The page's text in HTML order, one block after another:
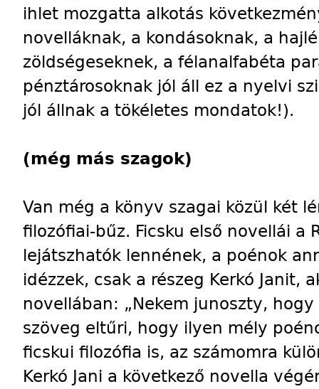
ihlet mozgatta alkotás
novelláknak, a kondásoknak, a
zöldségeseknek, a félanalfabéta
pénztárosoknak jól áll ez a nyelvi
jól állnak a tökéletes mondatok!).
(még más szagok)
Van még a könyv szagai közül két
filozófiai-bűz. Ficsku első novellái a
lejátszhatók lennének, a poénok
idézzek, csak a részeg Kerkó Janit,
novellában: „Nekem junoszty,
szöveg eltűri, hogy ilyen mély
ficskui filozófia is, az számomra
Kerkó Jani a következő novella